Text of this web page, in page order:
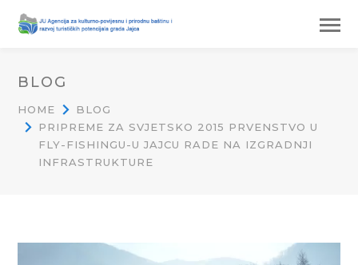
BLOG
HOME
BLOG
PRIPREME ZA SVJETSKO 2015 PRVENSTVO U
FLY-FISHINGU-U JAJCU RADE NA IZGRADNJI
INFRASTRUKTURE